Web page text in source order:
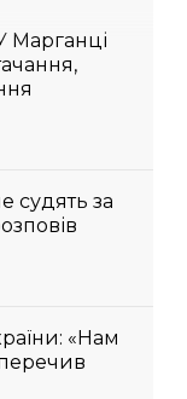
Марганці
судять за
«Нам